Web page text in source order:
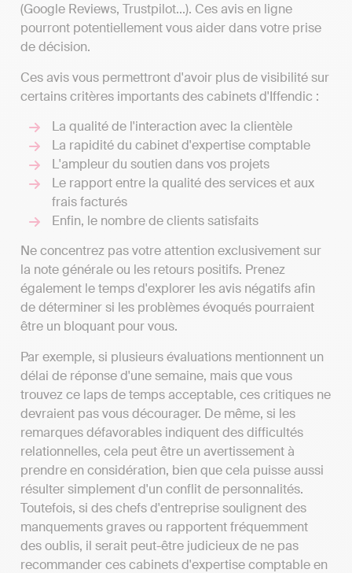
(Google Reviews, Trustpilot...). Ces avis en ligne
pourront potentiellement vous aider dans votre prise
de décision.
Ces avis vous permettront d'avoir plus de visibilité sur
certains critères importants des cabinets d'Iffendic :
La qualité de l'interaction avec la clientèle
La rapidité du cabinet d'expertise comptable
L'ampleur du soutien dans vos projets
Le rapport entre la qualité des services et aux
frais facturés
Enfin, le nombre de clients satisfaits
Ne concentrez pas votre attention exclusivement sur
la note générale ou les retours positifs. Prenez
également le temps d'explorer les avis négatifs afin
de déterminer si les problèmes évoqués pourraient
être un bloquant pour vous.
Par exemple, si plusieurs évaluations mentionnent un
délai de réponse d'une semaine, mais que vous
trouvez ce laps de temps acceptable, ces critiques ne
devraient pas vous décourager. De même, si les
remarques défavorables indiquent des difficultés
relationnelles, cela peut être un avertissement à
prendre en considération, bien que cela puisse aussi
résulter simplement d'un conflit de personnalités.
Toutefois, si des chefs d'entreprise soulignent des
manquements graves ou rapportent fréquemment
des oublis, il serait peut-être judicieux de ne pas
recommander ces cabinets d'expertise comptable en